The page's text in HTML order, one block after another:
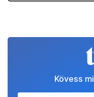
Kövess